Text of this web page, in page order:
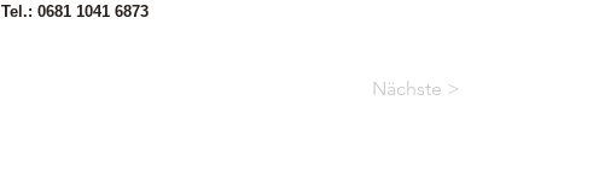
Tel.: 0681 1041 6873
Nächste >